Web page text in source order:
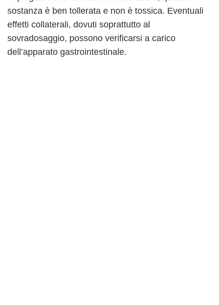
sostanza è ben tollerata e non è tossica. Eventuali
effetti collaterali, dovuti soprattutto al
sovradosaggio, possono verificarsi a carico
dell’apparato gastrointestinale.